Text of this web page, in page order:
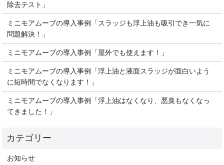
除去テスト」
ミニモアムーブの導入事例「スラッジも浮上油も吸引でき一気に
問題解決！」
ミニモアムーブの導入事例「屋外でも使えます！」
ミニモアムーブの導入事例「浮上油と液面スラッジが面白いよう
に短時間でなくなります！」
ミニモアムーブの導入事例「浮上油はなくなり、悪臭もなくなっ
てきました！」
お知らせ